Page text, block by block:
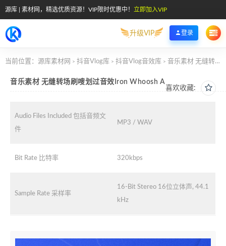
源库 | 素材网，精选优质资源！VIP限时优惠中！ 立即加入VIP
升级VIP 登录
当前位置： 源库素材网 > 抖音Vlog库 > 抖音Vlog音效库 > 音乐素材 无缝转场刷嗖划过音效Iron Whoosh A
喜欢收藏:
音乐素材 无缝转场刷嗖划过音效Iron Whoosh A
Audio Files Included 包括音频文
件
MP3 / WAV
Bit Rate 比特率 320kbps
Sample Rate 采样率
16-Bit Stereo 16位立体声, 44.1
kHz